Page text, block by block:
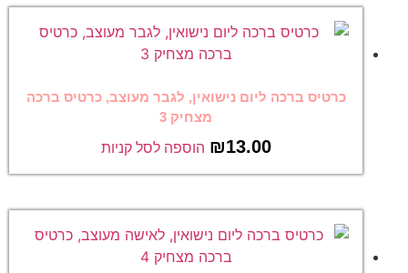
כרטיס ברכה ליום נישואין, לגבר מעוצב, כרטיס ברכה
מצחיק 3
₪13.00 הוספה לסל קניות